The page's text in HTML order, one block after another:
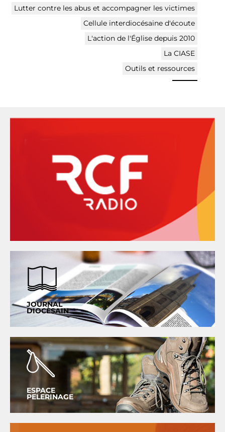
Lutter contre les abus et accompagner les victimes
Cellule interdiocésaine d'écoute
L'action de l'Église depuis 2010
La CIASE
Outils et ressources
JOURNAL
DIOCÈSAIN
ESPACE
PELERINAGE